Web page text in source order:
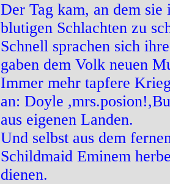
Der Tag kam, an dem sie
blutigen Schlachten zu
Schnell sprachen sich
gaben dem Volk neuen
Immer mehr tapfere
an: Doyle
aus eigenen Landen.
Und selbst aus dem
Schildmaid Eminem
dienen.